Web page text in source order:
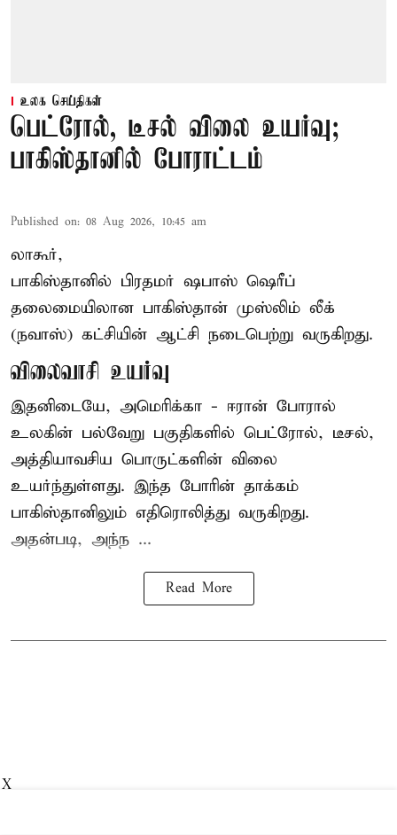
உலக செய்திகள்
பெட்ரோல், டீசல் விலை உயர்வு;
பாகிஸ்தானில் போராட்டம்
Published on: 08 Aug 2026, 10:45 am
லாகூர்,
பாகிஸ்தானில் பிரதமர் ஷபாஸ் ஷெரீப்
தலைமையிலான பாகிஸ்தான் முஸ்லிம் லீக்
(நவாஸ்) கட்சியின் ஆட்சி நடைபெற்று வருகிறது.
விலைவாசி உயர்வு
இதனிடையே, அமெரிக்கா - ஈரான் போரால்
உலகின் பல்வேறு பகுதிகளில் பெட்ரோல், டீசல்,
அத்தியாவசிய பொருட்களின் விலை
உயர்ந்துள்ளது. இந்த போரின் தாக்கம்
பாகிஸ்தானிலும் எதிரொலித்து வருகிறது.
அதன்படி, அந்ந ...
Read More
X